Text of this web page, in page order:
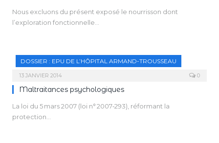
Nous excluons du présent exposé le nourrisson dont
l’exploration fonctionnelle…
DOSSIER : EPU DE L’HÔPITAL ARMAND-TROUSSEAU
13 JANVIER 2014 0
Maltraitances psychologiques
La loi du 5 mars 2007 (loi n° 2007‑293), réformant la
protection…